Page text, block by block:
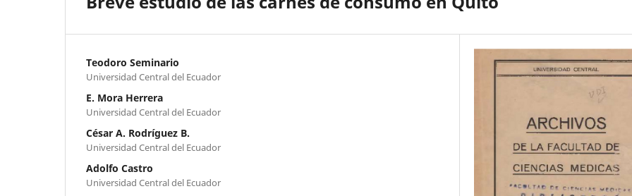
Teodoro Seminario
Universidad Central del Ecuador
E. Mora Herrera
Universidad Central del Ecuador
César A. Rodríguez B.
Universidad Central del Ecuador
Adolfo Castro
Universidad Central del Ecuador